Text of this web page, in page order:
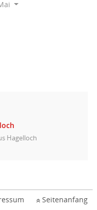
Hagelloch
Seitenanfang